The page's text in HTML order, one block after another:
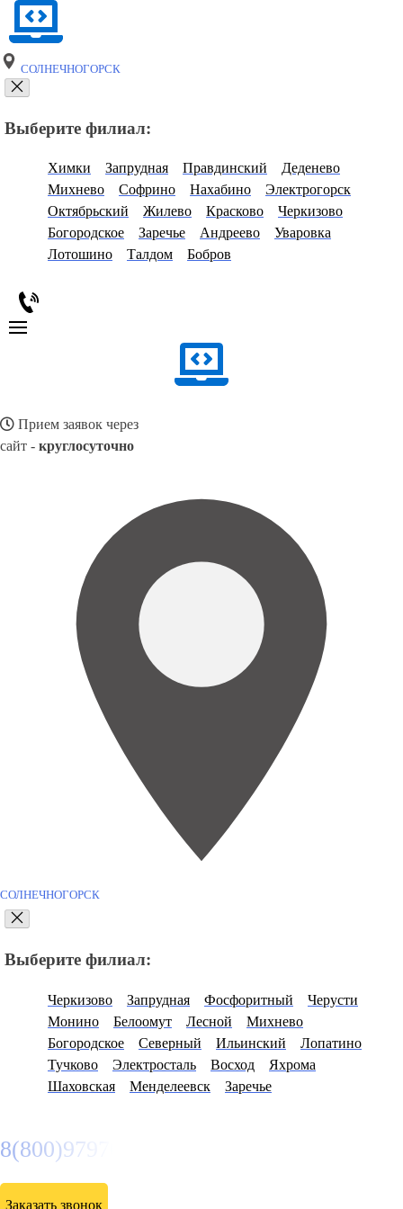
СОЛНЕЧНОГОРСК
Выберите филиал:
Химки Запрудная Правдинский
Деденево
Михнево
Софрино Нахабино
Электрогорск
Октябрьский
Жилево Красково
Черкизово
Богородское
Заречье Андреево
Уваровка
Лотошино
Талдом Бобров
Прием заявок через
сайт - круглосуточно
СОЛНЕЧНОГОРСК
Выберите филиал:
Черкизово Запрудная Фосфоритный
Черусти
Монино
Белоомут Лесной
Михнево
Богородское
Северный Ильинский
Лопатино
Тучково
Электросталь Восход
Яхрома
Шаховская
Менделеевск Заречье
8(800)9797043
Заказать звонок